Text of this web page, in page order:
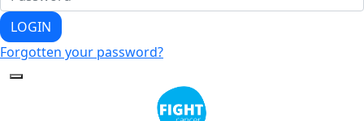
LOGIN
Forgotten your password?